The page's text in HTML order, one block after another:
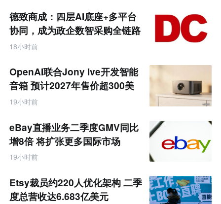
商
产
业
互
联
网
德致商成：四层AI底座+多平台
协同，成为政企数智采购全链路
服务商
18小时前
OpenAI联合Jony Ive开发智能
音箱 预计2027年售价超300美
元
19小时前
eBay直播业务二季度GMV同比
增8倍 将扩张更多国际市场
19小时前
Etsy裁员约220人优化架构 二季
度总营收达6.683亿美元